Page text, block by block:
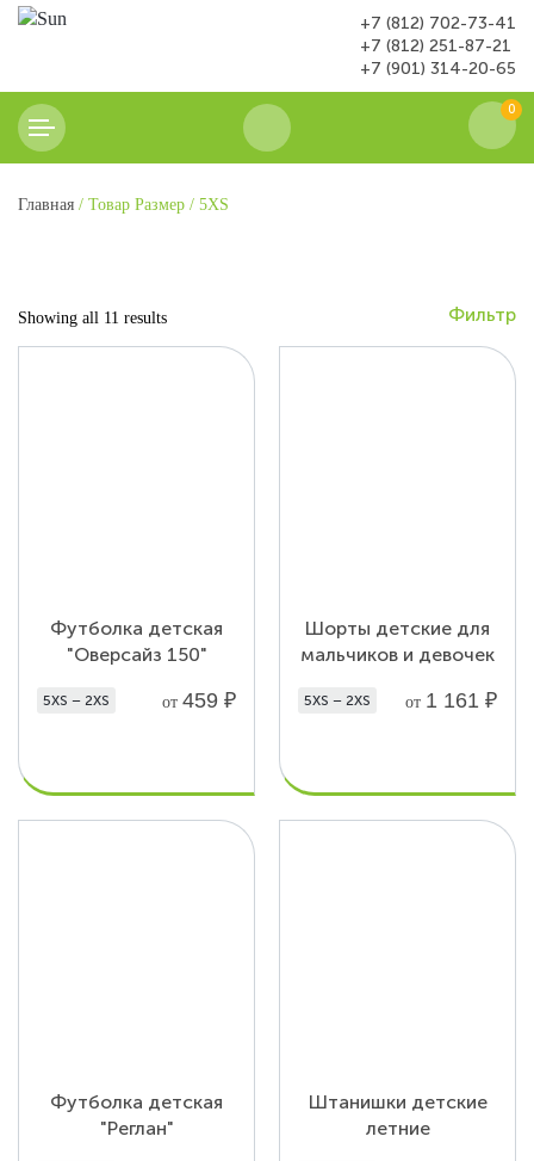
+7 (812) 702-73-41
+7 (812) 251-87-21
+7 (901) 314-20-65
0
Главная / Товар Размер / 5XS
Фильтр
Showing all 11 results
Футболка детская
"Оверсайз 150"
5XS – 2XS от 459 ₽
Шорты детские для
мальчиков и девочек
5XS – 2XS от 1 161 ₽
Футболка детская
"Реглан"
Штанишки детские
летние